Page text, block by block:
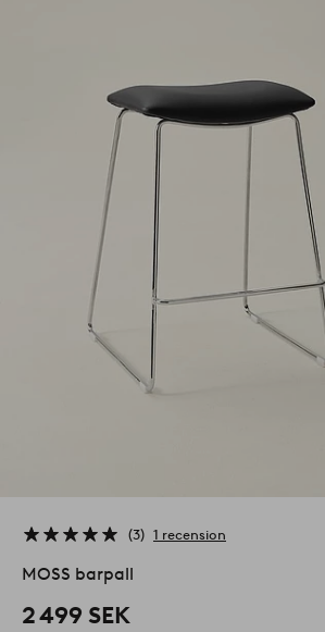
3 1 recension
MOSS barpall
2 499 SEK